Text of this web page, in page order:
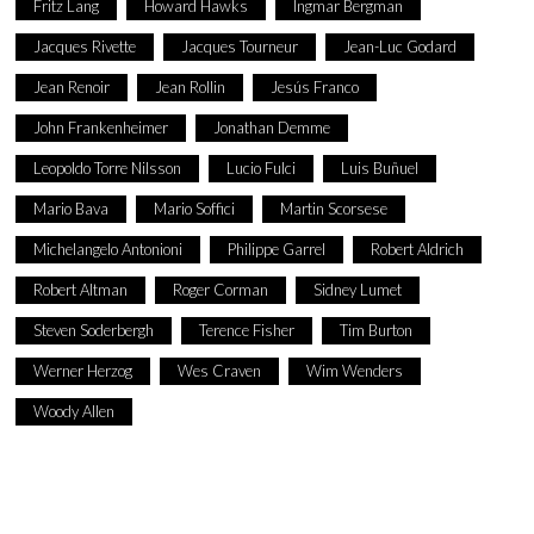
Fritz Lang Howard Hawks Ingmar Bergman
Jacques Rivette Jacques Tourneur Jean-Luc Godard
Jean Renoir Jean Rollin Jesús Franco
John Frankenheimer Jonathan Demme
Leopoldo Torre Nilsson Lucio Fulci Luis Buñuel
Mario Bava Mario Soffici Martin Scorsese
Michelangelo Antonioni Philippe Garrel Robert Aldrich
Robert Altman Roger Corman Sidney Lumet
Steven Soderbergh Terence Fisher Tim Burton
Werner Herzog Wes Craven Wim Wenders
Woody Allen